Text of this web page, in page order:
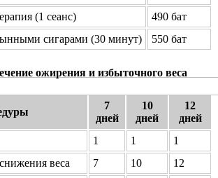
(1 сеанс)
490 бат
сигарами (30 минут)
550 бат
ожирения и избыточного веса
7
дней
10
дней
12
дней
1 1
1
веса
7 10
12